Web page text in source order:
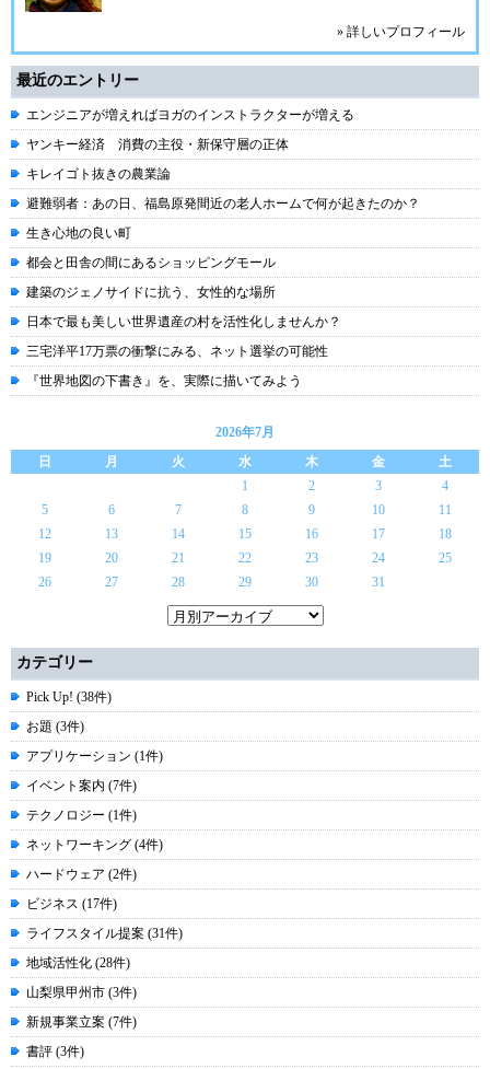
» 詳しいプロフィール
最近のエントリー
エンジニアが増えればヨガのインストラクターが増える
ヤンキー経済 消費の主役・新保守層の正体
キレイゴト抜きの農業論
避難弱者：あの日、福島原発間近の老人ホームで何が起きたのか？
生き心地の良い町
都会と田舎の間にあるショッピングモール
建築のジェノサイドに抗う、女性的な場所
日本で最も美しい世界遺産の村を活性化しませんか？
三宅洋平17万票の衝撃にみる、ネット選挙の可能性
『世界地図の下書き』を、実際に描いてみよう
2026年7月
日
月 火 水 木 金
土
1
2 3
4
5
6 7 8 9 10
11
12
13 14 15 16 17
18
19
20 21 22 23 24
25
26
27 28 29 30 31
カテゴリー
Pick Up! (38件)
お題 (3件)
アプリケーション (1件)
イベント案内 (7件)
テクノロジー (1件)
ネットワーキング (4件)
ハードウェア (2件)
ビジネス (17件)
ライフスタイル提案 (31件)
地域活性化 (28件)
山梨県甲州市 (3件)
新規事業立案 (7件)
書評 (3件)